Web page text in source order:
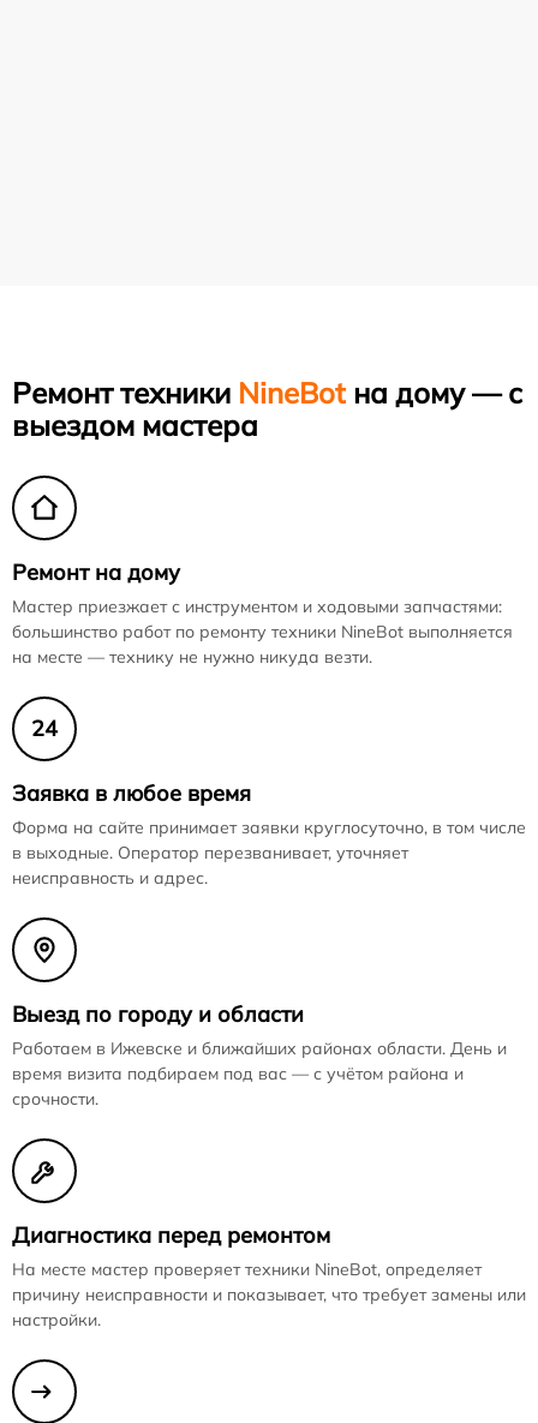
Ремонт техники NineBotна дому — с
выездом мастера
Ремонт на дому
Мастер приезжает с инструментом и ходовыми запчастями:
большинство работ по ремонту техники NineBot выполняется
на месте — технику не нужно никуда везти.
24
Заявка в любое время
Форма на сайте принимает заявки круглосуточно, в том числе
в выходные. Оператор перезванивает, уточняет
неисправность и адрес.
Выезд по городу и области
Работаем в Ижевске и ближайших районах области. День и
время визита подбираем под вас — с учётом района и
срочности.
Диагностика перед ремонтом
На месте мастер проверяет техники NineBot, определяет
причину неисправности и показывает, что требует замены или
настройки.